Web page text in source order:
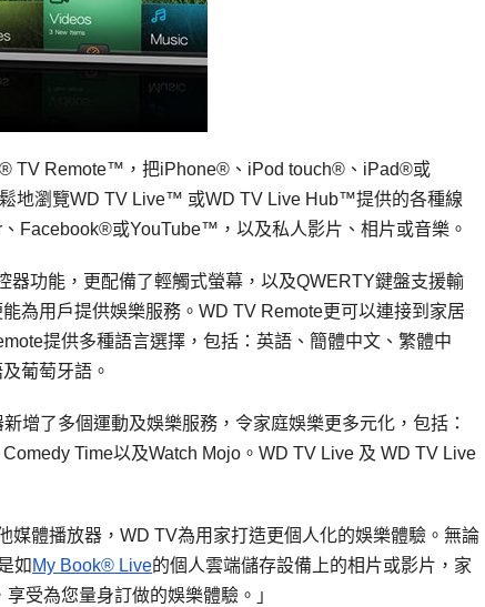
TV Remote™，把iPhone®、iPod touch®、iPad®或
地瀏覽WD TV Live™ 或WD TV Live Hub™提供的各種線
Facebook®或YouTube™，以及私人影片、相片或音樂。
功能，更配備了輕觸式螢幕，以及QWERTY鍵盤支援輸
為用戶提供娛樂服務。WD TV Remote更可以連接到家居
提供多種語言選擇，包括：英語、簡體中文、繁體中
葡萄牙語。
增了多個運動及娛樂服務，令家庭娛樂更多元化，包括：
Time以及Watch Mojo。WD TV Live 及 WD TV Live
體播放器，WD TV為用家打造更個人化的娛樂體驗。無論
如 My Book® Live的個人雲端儲存設備上的相片或影片，家
受為您量身訂做的娛樂體驗。」